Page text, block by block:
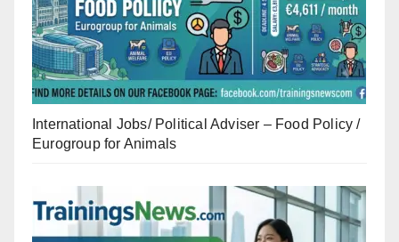
International Jobs/ Political Adviser – Food Policy /
Eurogroup for Animals